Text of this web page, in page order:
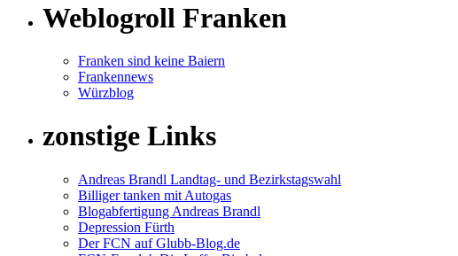
Weblogroll Franken
Franken sind keine Baiern
Frankennews
Würzblog
zonstige Links
Andreas Brandl Landtag- und Bezirkstagswahl
Billiger tanken mit Autogas
Blogabfertigung Andreas Brandl
Depression Fürth
Der FCN auf Glubb-Blog.de